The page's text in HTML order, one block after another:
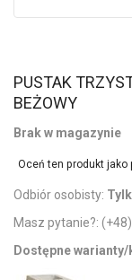
PUSTAK
BEŻOWY
Brak w magazynie
Oceń ten produkt jako
Odbiór osobisty:
Masz pytanie?:
Dostępne